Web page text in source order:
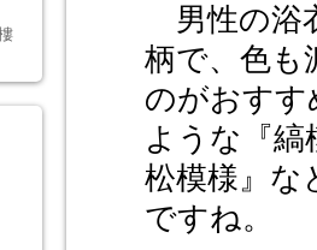
男性の浴
柄で、色も
のがおすす
ような『縞
松模様』な
ですね。